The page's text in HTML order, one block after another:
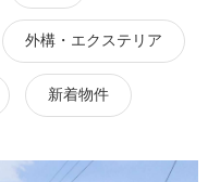
外構・エクステリア
新着物件